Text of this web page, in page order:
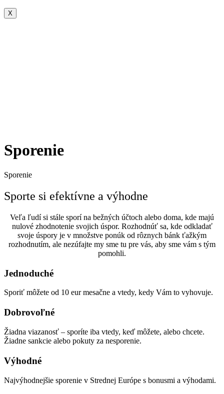
X
Sporenie
Sporenie
Sporte si efektívne a výhodne
Veľa ľudí si stále sporí na bežných účtoch alebo doma, kde majú
nulové zhodnotenie svojich úspor. Rozhodnúť sa, kde odkladať
svoje úspory je v množstve ponúk od rôznych bánk ťažkým
rozhodnutím, ale nezúfajte my sme tu pre vás, aby sme vám s tým
pomohli.
Jednoduché
Sporiť môžete od 10 eur mesačne a vtedy, kedy Vám to vyhovuje.
Dobrovoľné
Žiadna viazanosť – sporíte iba vtedy, keď môžete, alebo chcete.
Žiadne sankcie alebo pokuty za nesporenie.
Výhodné
Najvýhodnejšie sporenie v Strednej Európe s bonusmi a výhodami.